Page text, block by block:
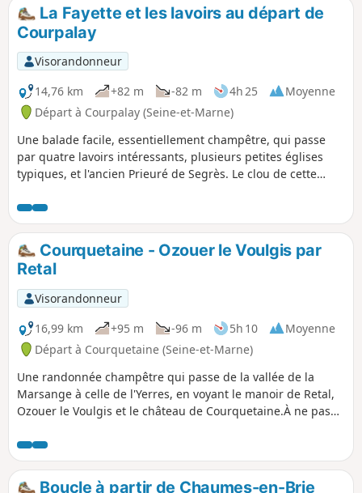
La Fayette et les lavoirs au départ de
Courpalay
Visorandonneur
14,76 km
+82 m -82 m 4h 25
Moyenne
Départ à Courpalay (Seine-et-Marne)
Une balade facile, essentiellement champêtre, qui passe
par quatre lavoirs intéressants, plusieurs petites églises
typiques, et l'ancien Prieuré de Segrès. Le clou de cette
l'origine remonte au XIVe siècle, et qui hébergea, entre
autres personnages illustres, le général de La Fayette de
1802 à 1834. Une autre marque du passage de La Fayette
est le peuplier "arbre de la Liberté", qu'il aurait planté en
1831, devant l'église de Bernay.
Courquetaine - Ozouer le Voulgis par
Retal
Visorandonneur
16,99 km
+95 m -96 m 5h 10
Moyenne
Départ à Courquetaine (Seine-et-Marne)
Une randonnée champêtre qui passe de la vallée de la
Marsange à celle de l'Yerres, en voyant le manoir de Retal,
Ozouer le Voulgis et le château de Courquetaine.À ne pas
Boucle à partir de Chaumes-en-Brie